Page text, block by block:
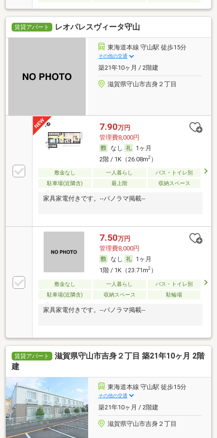
賃貸アパート レオパレスヴィータ守山
東海道本線 守山駅 徒歩15分
その他の交通
築21年10ヶ月 / 2階建
滋賀県守山市吉身２丁目
7.90万円
管理費8,000円
なし
1ヶ月
2階 / 1K（26.08m2）
敷金なし 一人暮らし
バス・トイレ別
駐車場(近隣含)
最上階 収納スペース
家具家電付きです。--パノラマ掲載--
7.50万円
管理費8,000円
なし
1ヶ月
1階 / 1K（23.71m2）
敷金なし 一人暮らし
バス・トイレ別
駐車場(近隣含)
収納スペース 駐輪場
家具家電付きです。--パノラマ掲載--
賃貸アパート
滋賀県守山市吉身２丁目 築21年10ヶ月 2階
建
東海道本線 守山駅 徒歩15分
その他の交通
築21年10ヶ月 / 2階建
滋賀県守山市吉身２丁目